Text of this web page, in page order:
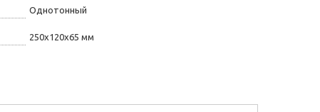
Однотонный
250х120х65 мм